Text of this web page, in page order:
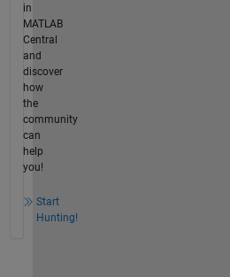
in
MATLAB
Central
and
discover
how
the
community
can
help
you!
Start
Hunting!